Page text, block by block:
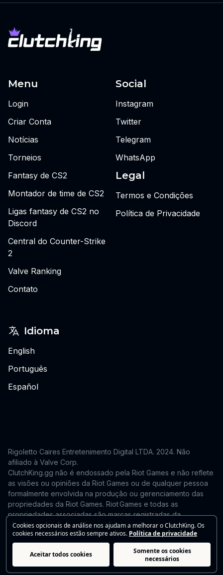
Cookies opcionais de análise nos ajudam a melhorar o ClutchKing. Os
cookies necessários estão sempre ativos. Política de privacidade
Aceitar todos cookies
Somente os cookies
necessários
Menu
Login
Criar Conta
Notícias
Torneios
Fantasy de CS2
Montador de time de CS2
Ligas fantasy de CS2 no
Discord
Central do Counter-Strike
2
Valve Ranking
Contato
Social
Instagram
Twitter
Telegram
WhatsApp
Legal
Termos e Condições
Política de Privacidade
Idioma
English
Português
Español
Rigoletto Caires Entretenimento Digital LTDA. 2024. Não
afiliado à Valve Corp.
ClutchKing.gg não é endossado pela Riot Games e não reflete
as visões ou opiniões da Riot Games ou de qualquer pessoa
formalmente envolvida na produção ou gerenciamento das
propriedades da Riot Games. Riot Games e todas as
propriedades associadas são marcas registradas da
Riot Games, Inc. Este site é independente e não é endossado
nem afiliado à Riot Games. Para solicitações de remoção ou
correção, entre em contato: support@clutchking.com.br